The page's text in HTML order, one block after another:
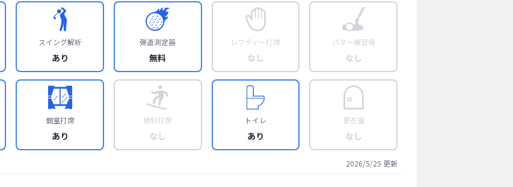
スイング解析
あり
弾道測定器
無料
レフティー打席
なし
パター練習場
なし
個室打席
あり
傾斜打席
なし
トイレ
あり
更衣室
なし
2026/5/25 更新